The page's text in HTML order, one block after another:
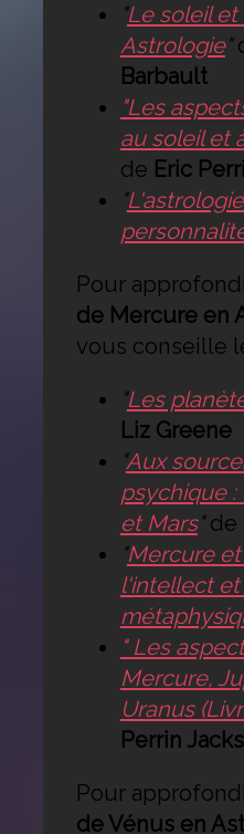
"Le soleil et
Astrologie"
Barbault
"Les
au soleil et
de Eric
"
Pour
de Mercure en
vous conseille
"Les
Liz Greene
"Aux
psychique :
et Mars"de
"Mercure
l'intellect et
" Les
Mercure,
Uranus
Perrin
Pour
de Vénus en